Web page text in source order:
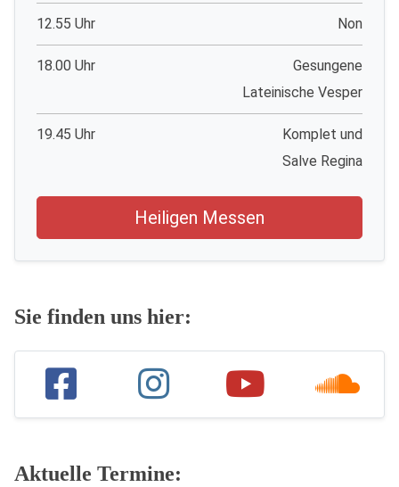
12.55 Uhr Non
18.00 Uhr
Gesungene
Lateinische Vesper
19.45 Uhr
Komplet und
Salve Regina
Heiligen Messen
Sie finden uns hier:
Aktuelle Termine: